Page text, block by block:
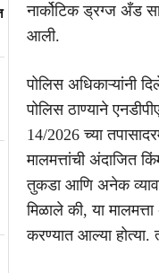
नार्कोटिक ड्रग्ज अँड
आली.
पोलिस अधिकाऱ्यांनी
पोलिस ठाण्याने
14/2026 च्या
मालमत्तांची अंदाजित
तुकडा आणि अनेक
मिळाले की, या
करण्यात आल्या होत्या.